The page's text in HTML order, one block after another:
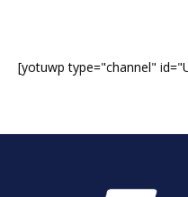
[yotuwp type="channel"